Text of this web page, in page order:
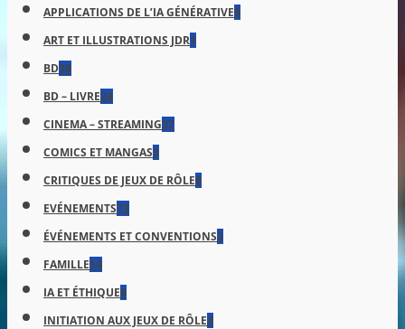
APPLICATIONS DE L’IA GÉNÉRATIVE9
ART ET ILLUSTRATIONS JDR1
BD38
BD – LIVRE24
CINEMA – STREAMING37
COMICS ET MANGAS3
CRITIQUES DE JEUX DE RÔLE8
EVÉNEMENTS73
ÉVÉNEMENTS ET CONVENTIONS3
FAMILLE54
IA ET ÉTHIQUE6
INITIATION AUX JEUX DE RÔLE4